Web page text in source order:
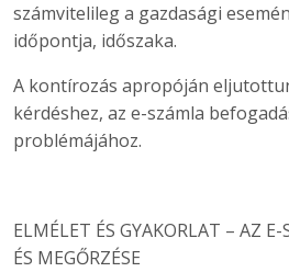
számvitelileg a gazdasági
időpontja, időszaka.
A kontírozás apropóján
kérdéshez, az e-számla
problémájához.
ELMÉLET ÉS GYAKORLAT – AZ
ÉS MEGŐRZÉSE